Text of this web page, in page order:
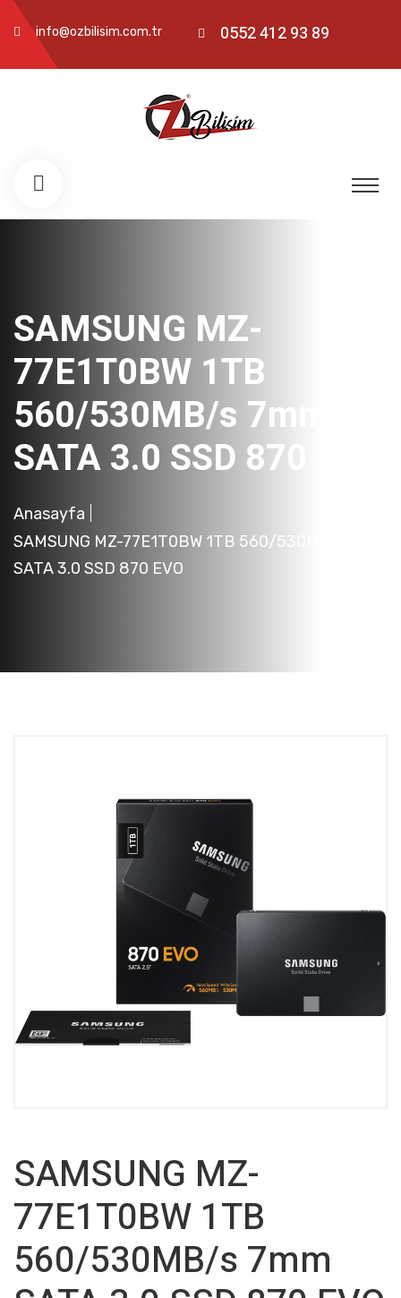
info@ozbilisim.com.tr 0552 412 93 89
SAMSUNG MZ-
77E1T0BW 1TB
560/530MB/s 7mm
SATA 3.0 SSD 870 EVO
Anasayfa
SAMSUNG MZ-77E1T0BW 1TB 560/530MB/s 7mm
SATA 3.0 SSD 870 EVO
SAMSUNG MZ-
77E1T0BW 1TB
560/530MB/s 7mm